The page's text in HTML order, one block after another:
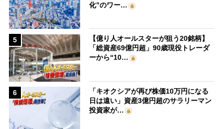
化”のワー…
5
【億り人オールスターが狙う20銘柄】
「総資産69億円超」90歳現役トレーダ
ーから“10…
6
「キオクシアが再び株価10万円になる
日は遠い」資産3億円超のサラリーマン
投資家が…